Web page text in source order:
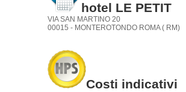
hotel LE PETIT
VIA SAN MARTINO 20
00015 - MONTEROTONDO ROMA ( RM)
Costi indicativi